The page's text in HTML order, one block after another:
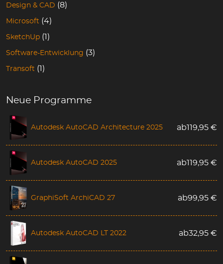
Design & CAD (8)
Microsoft (4)
SketchUp (1)
Software-Entwicklung (3)
Transoft (1)
Neue Programme
Autodesk AutoCAD Architecture 2025 ab119,95 €
Autodesk AutoCAD 2025 ab119,95 €
GraphiSoft ArchiCAD 27 ab99,95 €
Autodesk AutoCAD LT 2022 ab32,95 €